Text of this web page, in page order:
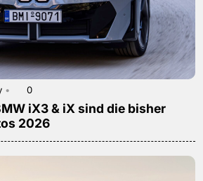
• 0
iX3 & iX sind die bisher
2026